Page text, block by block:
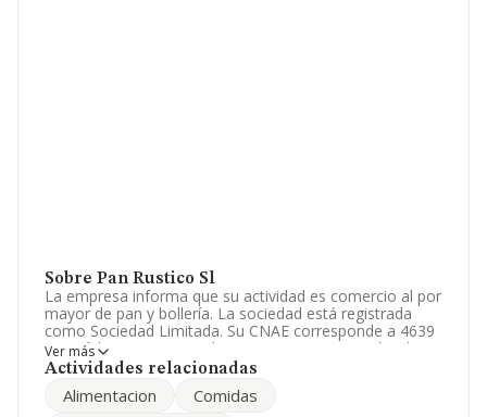
Sobre Pan Rustico Sl
La empresa informa que su actividad es comercio al por
mayor de pan y bollería. La sociedad está registrada
como Sociedad Limitada. Su CNAE corresponde a 4639
con código 'Comercio al por mayor, no especializado,
de productos alimenticios, bebidas y tabaco'. La
Ver más
Actividades relacionadas
Alimentacion
Comidas